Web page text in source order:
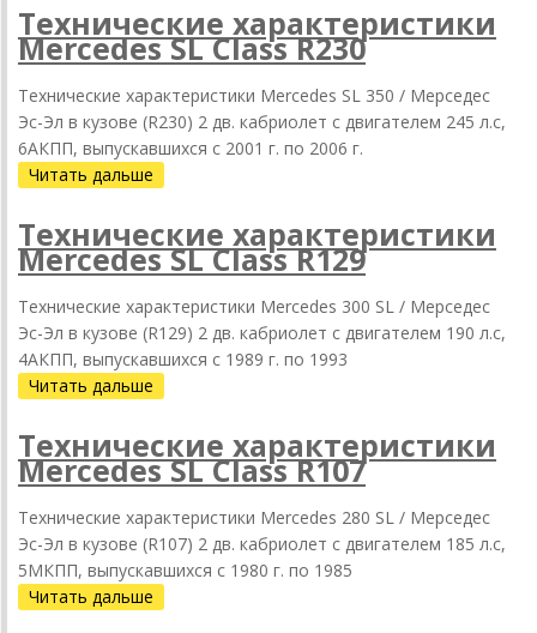
Технические характеристики
Mercedes SL Class R230
Технические характеристики Mercedes SL 350 / Мерседес
Эс-Эл в кузове (R230) 2 дв. кабриолет с двигателем 245 л.с,
6АКПП, выпускавшихся c 2001 г. по 2006 г.
Читать дальше
Технические характеристики
Mercedes SL Class R129
Технические характеристики Mercedes 300 SL / Мерседес
Эс-Эл в кузове (R129) 2 дв. кабриолет с двигателем 190 л.с,
4АКПП, выпускавшихся c 1989 г. по 1993
Читать дальше
Технические характеристики
Mercedes SL Class R107
Технические характеристики Mercedes 280 SL / Мерседес
Эс-Эл в кузове (R107) 2 дв. кабриолет с двигателем 185 л.с,
5МКПП, выпускавшихся c 1980 г. по 1985
Читать дальше